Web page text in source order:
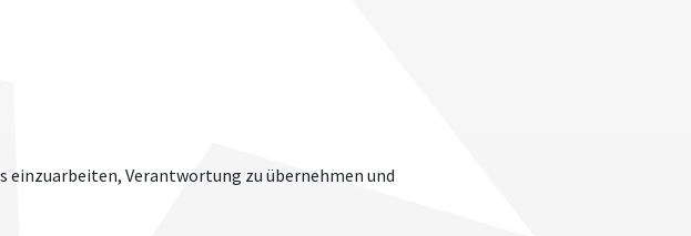
einzuarbeiten, Verantwortung zu übernehmen und